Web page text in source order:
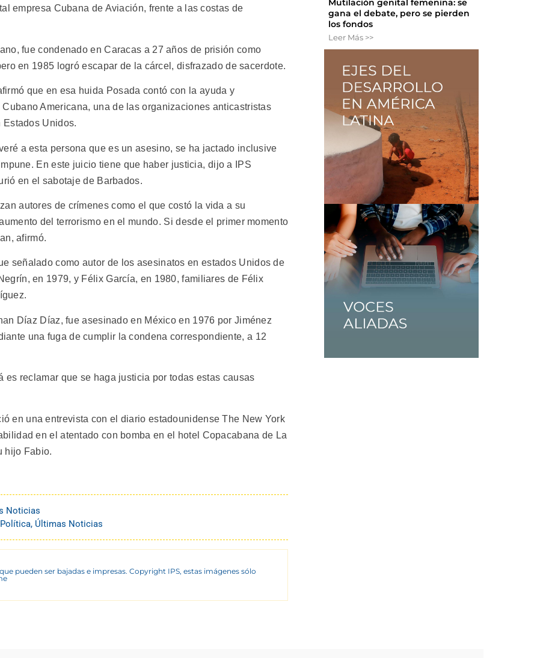
empresa Cubana de Aviación, frente a las costas de
fue condenado en Caracas a 27 años de prisión como
en 1985 logró escapar de la cárcel, disfrazado de sacerdote.
que en esa huida Posada contó con la ayuda y
Americana, una de las organizaciones anticastristas
Unidos.
a esta persona que es un asesino, se ha jactado inclusive
En este juicio tiene que haber justicia, dijo a IPS
en el sabotaje de Barbados.
autores de crímenes como el que costó la vida a su
del terrorismo en el mundo. Si desde el primer momento
afirmó.
señalado como autor de los asesinatos en estados Unidos de
en 1979, y Félix García, en 1980, familiares de Félix
Díaz Díaz, fue asesinado en México en 1976 por Jiménez
una fuga de cumplir la condena correspondiente, a 12
es reclamar que se haga justicia por todas estas causas
en una entrevista con el diario estadounidense The New York
en el atentado con bomba en el hotel Copacabana de La
hijo Fabio.
Noticias
, Últimas Noticias
pueden ser bajadas e impresas. Copyright IPS, estas imágenes sólo
Mutilación genital femenina: se
gana el debate, pero se pierden
los fondos
Leer Más >>